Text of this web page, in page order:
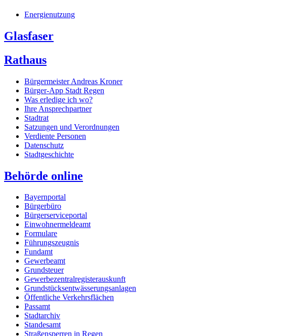
Energienutzung
Glasfaser
Rathaus
Bürgermeister Andreas Kroner
Bürger-App Stadt Regen
Was erledige ich wo?
Ihre Ansprechpartner
Stadtrat
Satzungen und Verordnungen
Verdiente Personen
Datenschutz
Stadtgeschichte
Behörde online
Bayernportal
Bürgerbüro
Bürgerserviceportal
Einwohnermeldeamt
Formulare
Führungszeugnis
Fundamt
Gewerbeamt
Grundsteuer
Gewerbezentralregisterauskunft
Grundstücksentwässerungsanlagen
Öffentliche Verkehrsflächen
Passamt
Stadtarchiv
Standesamt
Straßensperren in Regen